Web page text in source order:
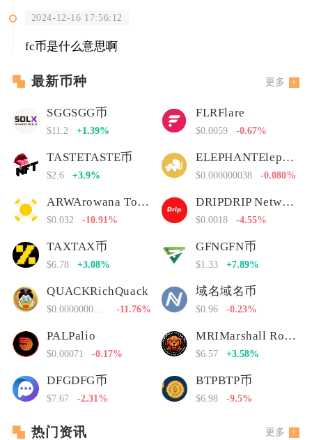
2024-12-16 17:56:12
fc币是什么意思啊
最新币种 更多
SGGSGG币
$11.2 +1.39%
FLRFlare
$0.0059 -0.67%
TASTETASTE币
$2.6 +3.9%
ELEPHANTElephant Money
$0.000000038 -0.080%
ARWArowana Token
$0.032 -10.91%
DRIPDRIP Network
$0.0018 -4.55%
TAXTAX币
$6.78 +3.08%
GFNGFN币
$1.33 +7.89%
QUACKRichQuack
-11.76%
域名域名币
$0.96 -0.23%
PALPalio
$0.00071 -0.17%
MRIMarshall Rogan Inu
$6.57 +3.58%
DFGDFG币
$7.67 -2.31%
BTPBTP币
$6.98 -9.5%
热门资讯 更多